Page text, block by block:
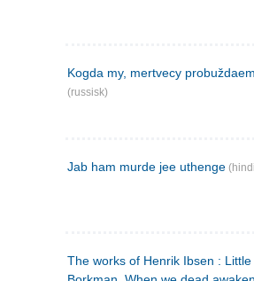
Kogda my, mertvecy
(russisk)
Jab ham murde jee uthenge
The works of Henrik Ibsen : Little